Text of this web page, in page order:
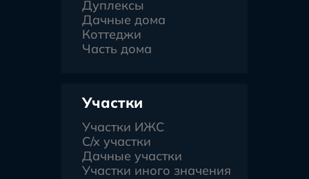
Дуплексы
Дачные дома
Коттеджи
Часть дома
Участки
Участки ИЖС
С/х участки
Дачные участки
Участки иного значения